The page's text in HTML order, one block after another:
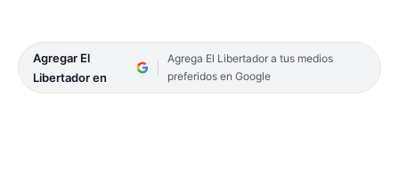
Agregar El
Libertador en
Agrega El Libertador a tus medios
preferidos en Google